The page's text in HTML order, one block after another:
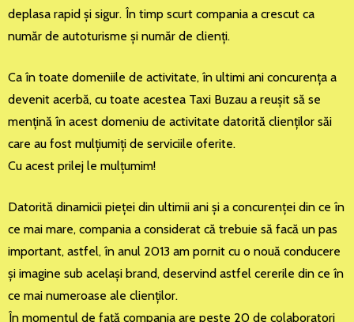
deplasa rapid şi sigur. În timp scurt compania a crescut ca
număr de autoturisme şi număr de clienţi.
Ca în toate domeniile de activitate, în ultimi ani concurenţa a
devenit acerbă, cu toate acestea Taxi Buzau a reuşit să se
menţină în acest domeniu de activitate datorită clienţilor săi
care au fost mulţiumiţi de serviciile oferite.
Cu acest prilej le mulţumim!
Datorită dinamicii pieţei din ultimii ani şi a concurenţei din ce în
ce mai mare, compania a considerat că trebuie să facă un pas
important, astfel, în anul 2013 am pornit cu o nouă conducere
şi imagine sub acelaşi brand, deservind astfel cererile din ce în
ce mai numeroase ale clienţilor.
În momentul de faţă compania are peste 20 de colaboratori